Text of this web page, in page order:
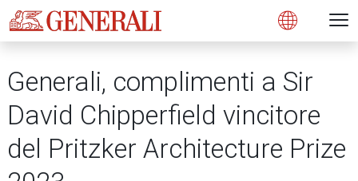
Open
Generali, complimenti a Sir
David Chipperfield vincitore
del Pritzker Architecture Prize